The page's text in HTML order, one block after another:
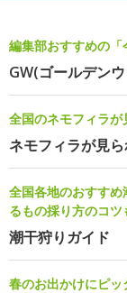
編集部おすすめの
GW(ゴールデン
全国のネモフィラ
ネモフィラが見
全国各地のおすす
るもの採り方のコツ
潮干狩りガイド
春のお出かけにピッ